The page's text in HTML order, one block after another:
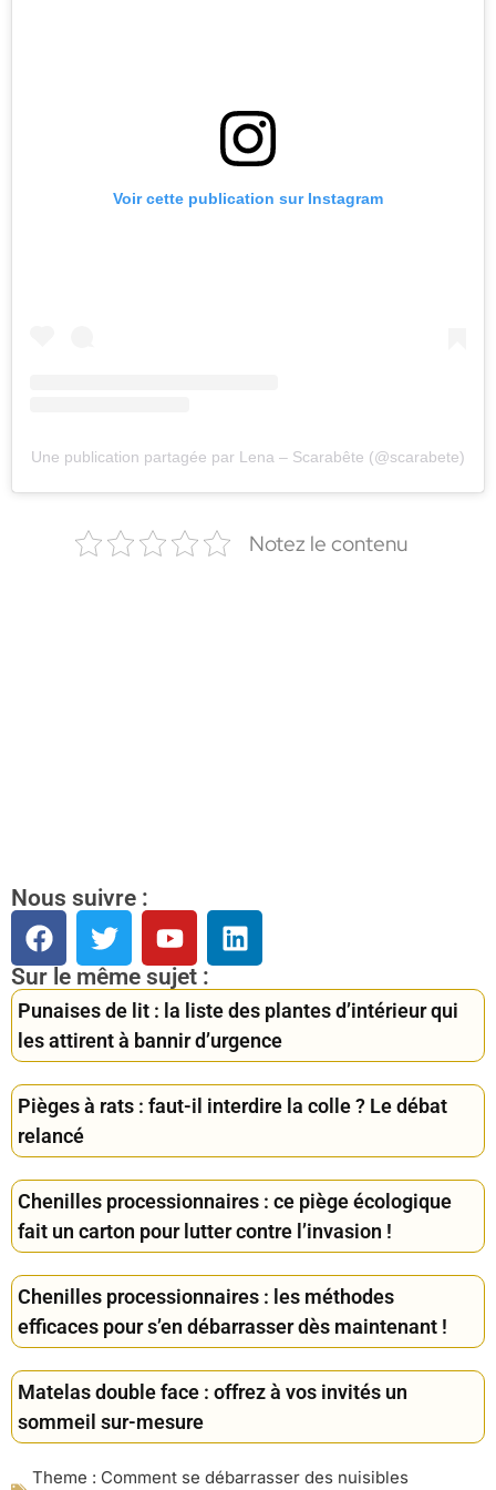
Voir cette publication sur Instagram
Une publication partagée par Lena – Scarabête (@scarabete)
Notez le contenu
Nous suivre :
Sur le même sujet :
Punaises de lit : la liste des plantes d’intérieur qui
les attirent à bannir d’urgence
Pièges à rats : faut-il interdire la colle ? Le débat
relancé
Chenilles processionnaires : ce piège écologique
fait un carton pour lutter contre l’invasion !
Chenilles processionnaires : les méthodes
efficaces pour s’en débarrasser dès maintenant !
Matelas double face : offrez à vos invités un
sommeil sur-mesure
Theme : Comment se débarrasser des nuisibles